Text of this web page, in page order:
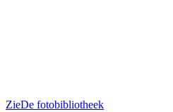
ZieDe fotobibliotheek